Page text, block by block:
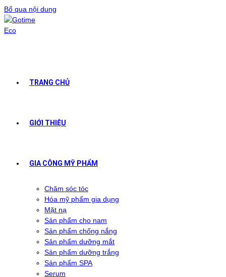
Bổ qua nội dung
TRANG CHỦ
GIỚI THIỆU
GIA CÔNG MỸ PHẨM
Chăm sóc tóc
Hóa mỹ phẩm gia dụng
Mặt nạ
Sản phẩm cho nam
Sản phẩm chống nắng
Sản phẩm dưỡng mắt
Sản phẩm dưỡng trắng
Sản phẩm SPA
Serum